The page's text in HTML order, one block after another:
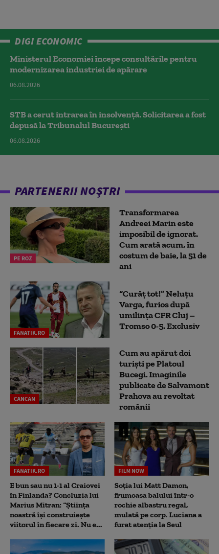
DIGI ECONOMIC
Ministerul Economiei începe consultările pentru
modernizarea industriei de apărare
06.08.2026
STB a cerut intrarea în insolvență. Solicitarea a fost
depusă la Tribunalul București
06.08.2026
PARTENERII NOȘTRI
PE ROZ
Transformarea
Andreei Marin este
imposibil de ignorat.
Cum arată acum, în
costum de baie, la 51 de
ani
FANATIK.RO
“Curăț tot!” Neluțu
Varga, furios după
umilința CFR Cluj –
Tromso 0-5. Exclusiv
CANCAN
Cum au apărut doi
turiști pe Platoul
Bucegi. Imaginile
publicate de Salvamont
Prahova au revoltat
românii
FANATIK.RO
E bun sau nu 1-1 al Craiovei
în Finlanda? Concluzia lui
Marius Mitran: “Știința
noastră își construiește
viitorul în fiecare zi. Nu e...
FILM NOW
Soția lui Matt Damon,
frumoasa balului într-o
rochie albastru regal,
mulată pe corp. Luciana a
furat atenția la Seul